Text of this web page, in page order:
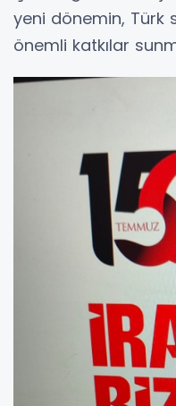
yeni dönemin, Türk
önemli katkılar